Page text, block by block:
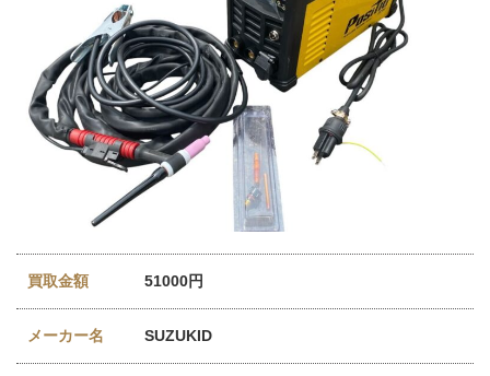
買取金額 51000円
メーカー名 SUZUKID